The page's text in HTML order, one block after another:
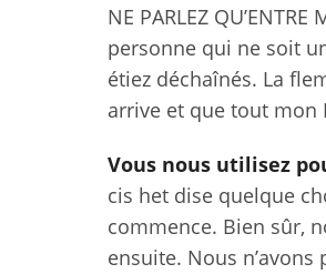
NE PARLEZ
personne qui ne soit
étiez déchaînés. La
arrive et que tout mon
Vous nous utilisez
cis het dise quelque
commence. Bien sûr,
ensuite. Nous